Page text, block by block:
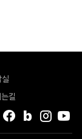
실
길